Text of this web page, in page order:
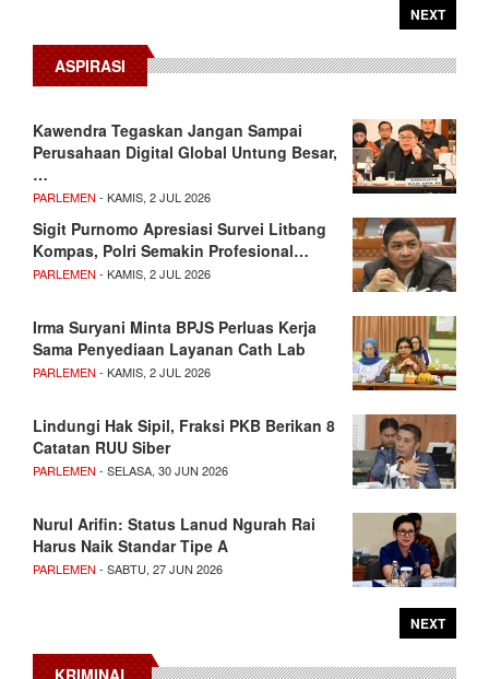
NEXT
ASPIRASI
Kawendra Tegaskan Jangan Sampai
Perusahaan Digital Global Untung Besar,
…
PARLEMEN - KAMIS, 2 JUL 2026
Sigit Purnomo Apresiasi Survei Litbang
Kompas, Polri Semakin Profesional…
PARLEMEN - KAMIS, 2 JUL 2026
Irma Suryani Minta BPJS Perluas Kerja
Sama Penyediaan Layanan Cath Lab
PARLEMEN - KAMIS, 2 JUL 2026
Lindungi Hak Sipil, Fraksi PKB Berikan 8
Catatan RUU Siber
PARLEMEN - SELASA, 30 JUN 2026
Nurul Arifin: Status Lanud Ngurah Rai
Harus Naik Standar Tipe A
PARLEMEN - SABTU, 27 JUN 2026
NEXT